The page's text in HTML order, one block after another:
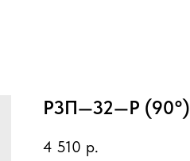
Р3П—32—Р (90°)
4 510 р.